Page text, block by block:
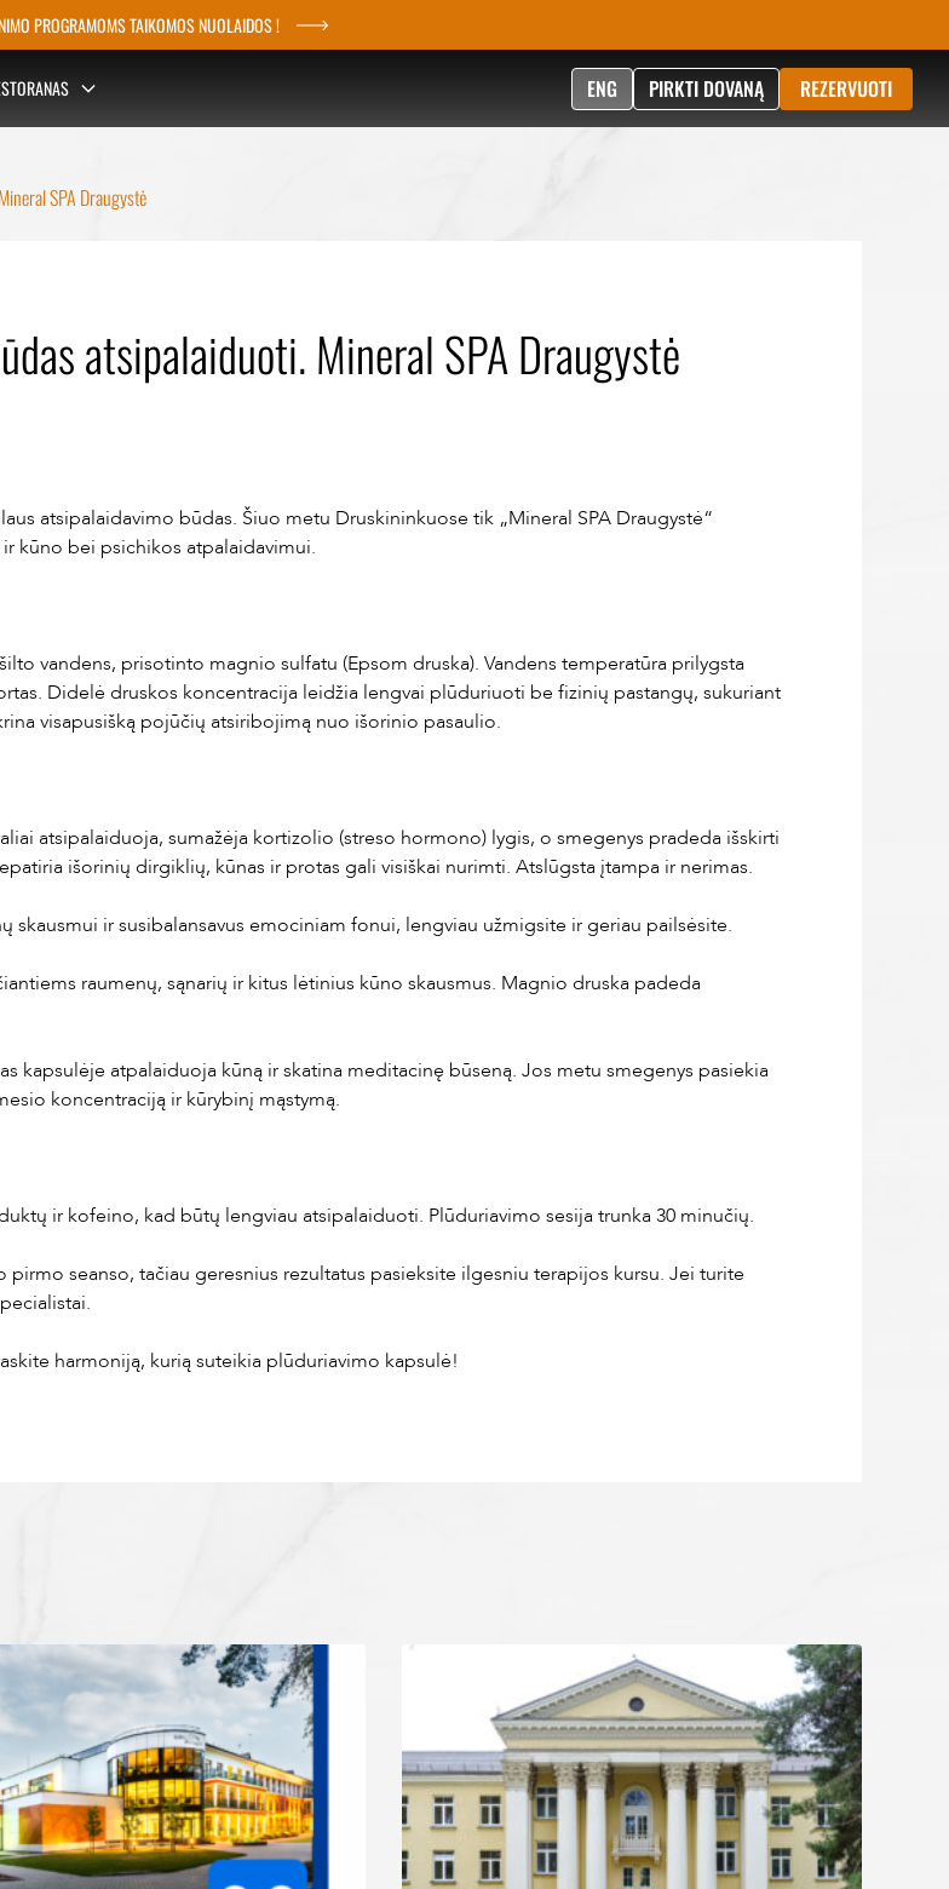
PROGRAMOMS TAIKOMOS NUOLAIDOS !
ENG PIRKTI DOVANĄ REZERVUOTI
SPA Draugystė
atsipalaiduoti. Mineral SPA Draugystė
atsipalaidavimo būdas. Šiuo metu Druskininkuose tik „Mineral SPA Draugystė“
kūno bei psichikos atpalaidavimui.
vandens, prisotinto magnio sulfatu (Epsom druska). Vandens temperatūra prilygsta
Didelė druskos koncentracija leidžia lengvai plūduriuoti be fizinių pastangų, sukuriant
visapusišką pojūčių atsiribojimą nuo išorinio pasaulio.
atsipalaiduoja, sumažėja kortizolio (streso hormono) lygis, o smegenys pradeda išskirti
išorinių dirgiklių, kūnas ir protas gali visiškai nurimti. Atslūgsta įtampa ir nerimas.
skausmui ir susibalansavus emociniam fonui, lengviau užmigsite ir geriau pailsėsite.
raumenų, sąnarių ir kitus lėtinius kūno skausmus. Magnio druska padeda
kapsulėje atpalaiduoja kūną ir skatina meditacinę būseną. Jos metu smegenys pasiekia
koncentraciją ir kūrybinį mąstymą.
ir kofeino, kad būtų lengviau atsipalaiduoti. Plūduriavimo sesija trunka 30 minučių.
seanso, tačiau geresnius rezultatus pasieksite ilgesniu terapijos kursu. Jei turite
harmoniją, kurią suteikia plūduriavimo kapsulė!